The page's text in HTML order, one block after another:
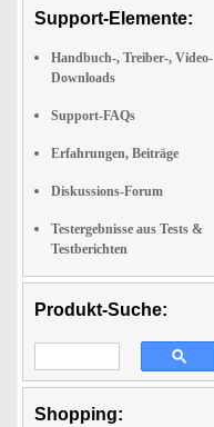
Support-Elemente:
Handbuch-, Treiber-, Video-
Downloads
Support-FAQs
Erfahrungen, Beiträge
Diskussions-Forum
Testergebnisse aus Tests &
Testberichten
Produkt-Suche:
Shopping: